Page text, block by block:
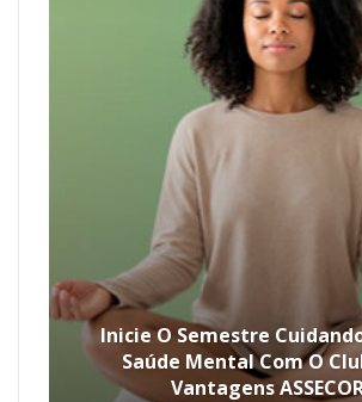
Inicie O Semestre
Saúde Mental Com O
Vantagens